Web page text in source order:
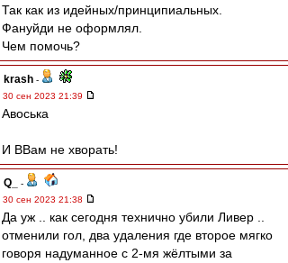
Так как из идейных/принципиальных.
Фануйди не оформлял.
Чем помочь?
krash -
30 сен 2023 21:39
Авоська
И ВВам не хворать!
Q_
-
30 сен 2023 21:38
Да уж .. как сегодня технично убили Ливер ..
отменили гол, два удаления где второе мягко
говоря надуманное с 2-мя жёлтыми за